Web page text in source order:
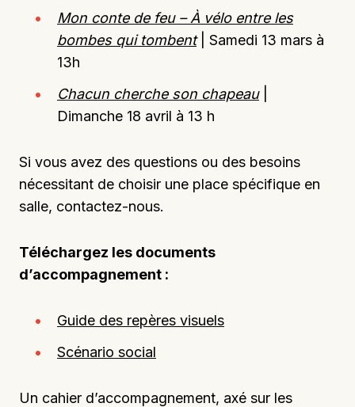
Mon conte de feu – À vélo entre les
bombes qui tombent| Samedi 13 mars à
13h
Chacun cherche son chapeau
Dimanche 18 avril à 13 h
Si vous avez des questions ou des besoins
nécessitant de choisir une place spécifique en
salle, contactez-nous.
Téléchargez les documents
d’accompagnement :
Guide des repères visuels
Scénario social
Un cahier d’accompagnement, axé sur les